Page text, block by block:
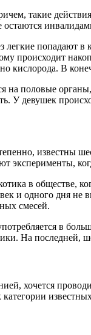
такие
остаются
попадают в
происходит
кислорода. В
на половые
У девушек
известны
эксперименты,
в обществе,
и одного дня не
смесей.
в
На последней,
хочется